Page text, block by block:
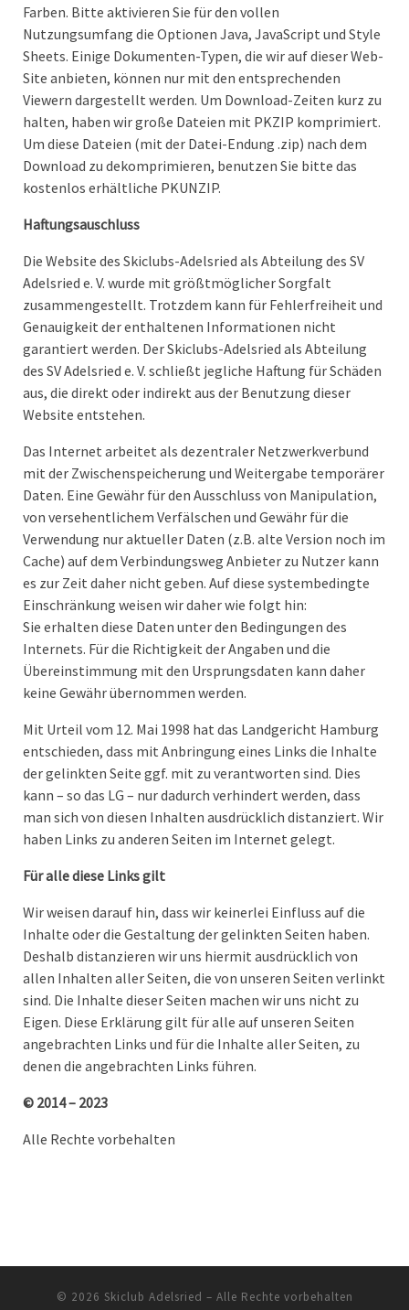
Farben. Bitte aktivieren Sie für den vollen
Nutzungsumfang die Optionen Java, JavaScript und Style
Sheets. Einige Dokumenten-Typen, die wir auf dieser Web-
Site anbieten, können nur mit den entsprechenden
Viewern dargestellt werden. Um Download-Zeiten kurz zu
halten, haben wir große Dateien mit PKZIP komprimiert.
Um diese Dateien (mit der Datei-Endung .zip) nach dem
Download zu dekomprimieren, benutzen Sie bitte das
kostenlos erhältliche PKUNZIP.
Haftungsauschluss
Die Website des Skiclubs-Adelsried als Abteilung des SV
Adelsried e. V. wurde mit größtmöglicher Sorgfalt
zusammengestellt. Trotzdem kann für Fehlerfreiheit und
Genauigkeit der enthaltenen Informationen nicht
garantiert werden. Der Skiclubs-Adelsried als Abteilung
des SV Adelsried e. V. schließt jegliche Haftung für Schäden
aus, die direkt oder indirekt aus der Benutzung dieser
Website entstehen.
Das Internet arbeitet als dezentraler Netzwerkverbund
mit der Zwischenspeicherung und Weitergabe temporärer
Daten. Eine Gewähr für den Ausschluss von Manipulation,
von versehentlichem Verfälschen und Gewähr für die
Verwendung nur aktueller Daten (z.B. alte Version noch im
Cache) auf dem Verbindungsweg Anbieter zu Nutzer kann
es zur Zeit daher nicht geben. Auf diese systembedingte
Einschränkung weisen wir daher wie folgt hin:
Sie erhalten diese Daten unter den Bedingungen des
Internets. Für die Richtigkeit der Angaben und die
Übereinstimmung mit den Ursprungsdaten kann daher
keine Gewähr übernommen werden.
Mit Urteil vom 12. Mai 1998 hat das Landgericht Hamburg
entschieden, dass mit Anbringung eines Links die Inhalte
der gelinkten Seite ggf. mit zu verantworten sind. Dies
kann – so das LG – nur dadurch verhindert werden, dass
man sich von diesen Inhalten ausdrücklich distanziert. Wir
haben Links zu anderen Seiten im Internet gelegt.
Für alle diese Links gilt
Wir weisen darauf hin, dass wir keinerlei Einfluss auf die
Inhalte oder die Gestaltung der gelinkten Seiten haben.
Deshalb distanzieren wir uns hiermit ausdrücklich von
allen Inhalten aller Seiten, die von unseren Seiten verlinkt
sind. Die Inhalte dieser Seiten machen wir uns nicht zu
Eigen. Diese Erklärung gilt für alle auf unseren Seiten
angebrachten Links und für die Inhalte aller Seiten, zu
denen die angebrachten Links führen.
© 2014 – 2023
Alle Rechte vorbehalten
© 2026 Skiclub Adelsried – Alle Rechte vorbehalten